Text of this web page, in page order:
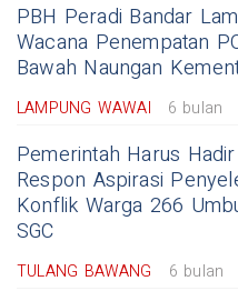
PBH Peradi Bandar
Wacana Penempatan
Bawah Naungan
LAMPUNG WAWAI 6 bulan
Pemerintah Harus
Respon Aspirasi
Konflik Warga 266
SGC
TULANG BAWANG 6 bulan